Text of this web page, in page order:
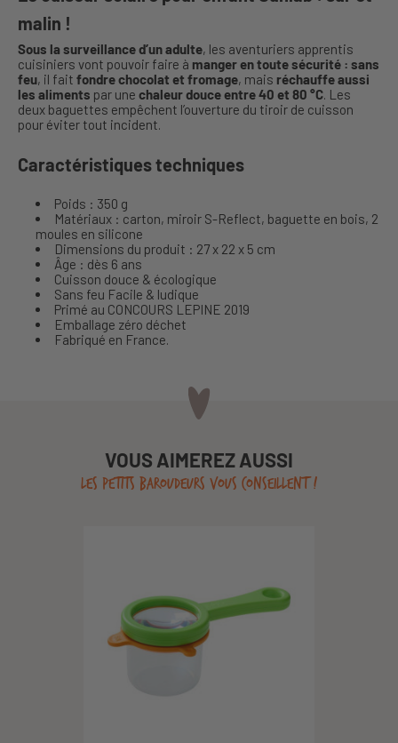
malin !
Sous la surveillance d’un adulte, les aventuriers apprentis
cuisiniers vont pouvoir faire à manger en toute sécurité : sans
feu, il fait fondre chocolat et fromage, mais réchauffe aussi
les aliments par une chaleur douce entre 40 et 80 °C. Les
deux baguettes empêchent l’ouverture du tiroir de cuisson
pour éviter tout incident.
Caractéristiques techniques
Poids : 350 g
Matériaux : carton, miroir S-Reflect, baguette en bois, 2
moules en silicone
Dimensions du produit : 27 x 22 x 5 cm
Âge : dès 6 ans
Cuisson douce & écologique
Sans feu Facile & ludique
Primé au CONCOURS LEPINE 2019
Emballage zéro déchet
Fabriqué en France.
VOUS AIMEREZ AUSSI
LES PETITS BAROUDEURS VOUS CONSEILLENT !